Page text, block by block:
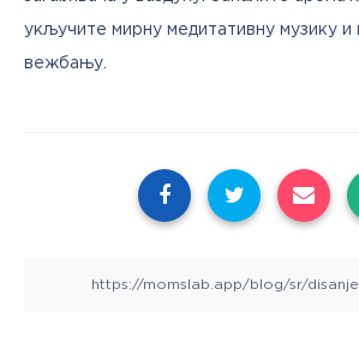
укључите мирну медитативну музику и
вежбању.